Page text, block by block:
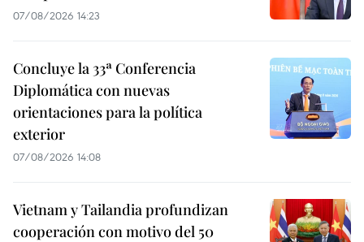
07/08/2026 14:23
Concluye la 33ª Conferencia
Diplomática con nuevas
orientaciones para la política
exterior
07/08/2026 14:08
Vietnam y Tailandia profundizan
cooperación con motivo del 50